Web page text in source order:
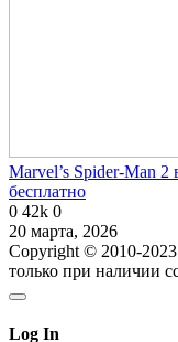
Marvel’s Spider-Man
бесплатно
0 42k 0
20 марта, 2026
Copyright © 2010-
только при наличии
Log In